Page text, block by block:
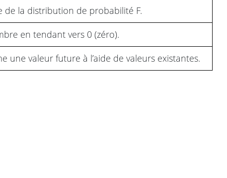
de la distribution de probabilité F.
en tendant vers 0 (zéro).
une valeur future à l’aide de valeurs existantes.